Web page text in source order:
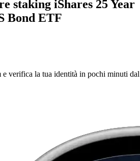
staking iShares 25 Year
Bond ETF
verifica la tua identità in pochi minuti dal